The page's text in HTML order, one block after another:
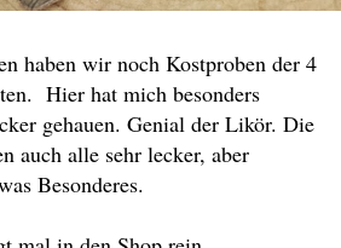
haben wir noch Kostproben der 4
Hier hat mich besonders
gehauen. Genial der Likör. Die
auch alle sehr lecker, aber
Besonderes.